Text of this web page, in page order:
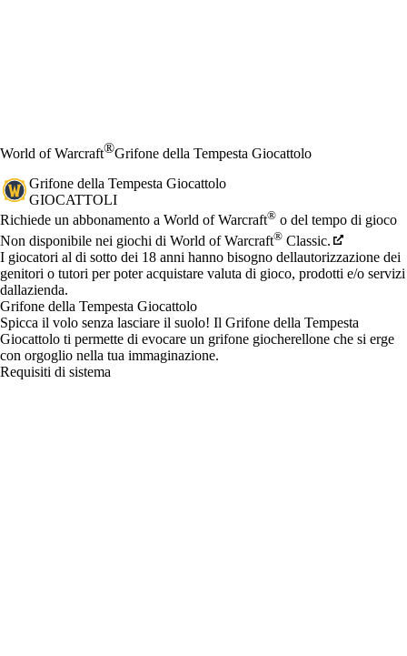
World of Warcraft®Grifone della Tempesta Giocattolo
Grifone della Tempesta Giocattolo
GIOCATTOLI
Prezzo
Available actions
Richiede un abbonamento a World of Warcraft® o del tempo di gioco
Non disponibile nei giochi di World of Warcraft® Classic.
I giocatori al di sotto dei 18 anni hanno bisogno dellautorizzazione dei
genitori o tutori per poter acquistare valuta di gioco, prodotti e/o servizi
dallazienda.
Grifone della Tempesta Giocattolo
Spicca il volo senza lasciare il suolo! Il Grifone della Tempesta
Giocattolo ti permette di evocare un grifone giocherellone che si erge
con orgoglio nella tua immaginazione.
Requisiti di sistema